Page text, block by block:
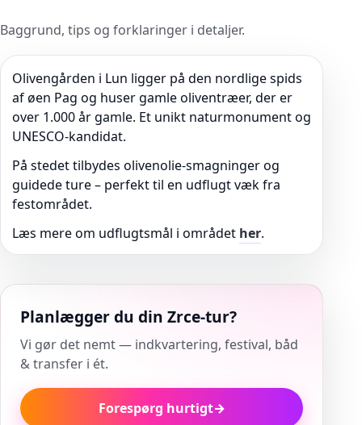
Baggrund, tips og forklaringer i detaljer.
Olivengården i Lun ligger på den nordlige spids
af øen Pag og huser gamle oliventræer, der er
over 1.000 år gamle. Et unikt naturmonument og
UNESCO-kandidat.
På stedet tilbydes olivenolie-smagninger og
guidede ture – perfekt til en udflugt væk fra
festområdet.
Læs mere om udflugtsmål i området her.
Planlægger du din Zrce-tur?
Vi gør det nemt — indkvartering, festival, båd
& transfer i ét.
Forespørg hurtigt→